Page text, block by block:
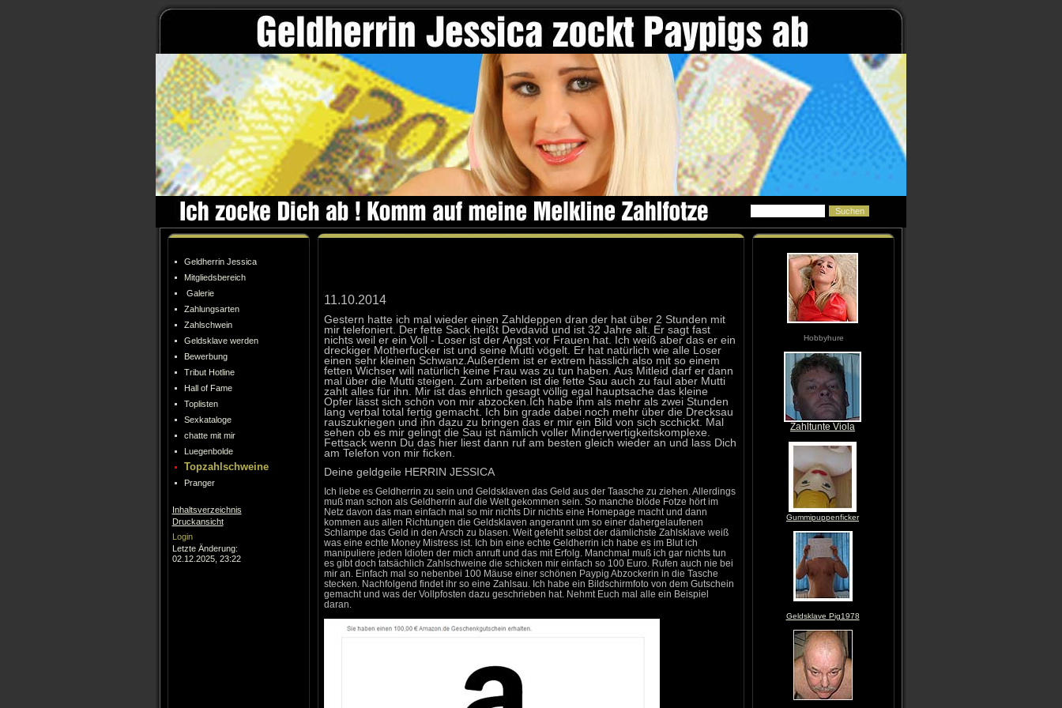
Geldherrin Jessica
Mitgliedsbereich
Galerie
Zahlungsarten
Zahlschwein
Geldsklave werden
Bewerbung
Tribut Hotline
Hall of Fame
Toplisten
Sexkataloge
chatte mit mir
Luegenbolde
Topzahlschweine
Pranger
Inhaltsverzeichnis
Druckansicht
Login
Letzte Änderung:
02.12.2025, 23:22
11.10.2014
Gestern hatte ich mal wieder einen Zahldeppen dran der hat über 2 Stunden mit
mir telefoniert. Der fette Sack heißt Devdavid und ist 32 Jahre alt. Er sagt fast
nichts weil er ein Voll - Loser ist der Angst vor Frauen hat. Ich weiß aber das er ein
dreckiger Motherfucker ist und seine Mutti vögelt. Er hat natürlich wie alle Loser
einen sehr kleinen Schwanz.Außerdem ist er extrem hässlich also mit so einem
fetten Wichser will natürlich keine Frau was zu tun haben. Aus Mitleid darf er dann
mal über die Mutti steigen. Zum arbeiten ist die fette Sau auch zu faul aber Mutti
zahlt alles für ihn. Mir ist das ehrlich gesagt völlig egal hauptsache das kleine
Opfer lässt sich schön von mir abzocken.Ich habe ihm als mehr als zwei Stunden
lang verbal total fertig gemacht. Ich bin grade dabei noch mehr über die Drecksau
rauszukriegen und ihn dazu zu bringen das er mir ein Bild von sich scchickt. Mal
sehen ob es mir gelingt die Sau ist nämlich voller Minderwertigkeitskomplexe.
Fettsack wenn Du das hier liest dann ruf am besten gleich wieder an und lass Dich
am Telefon von mir ficken.
Deine geldgeile HERRIN JESSICA
Ich liebe es Geldherrin zu sein und Geldsklaven das Geld aus der Taasche zu ziehen. Allerdings
muß man schon als Geldherrin auf die Welt gekommen sein. So manche blöde Fotze hört im
Netz davon das man einfach mal so mir nichts Dir nichts eine Homepage macht und dann
kommen aus allen Richtungen die Geldsklaven angerannt um so einer dahergelaufenen
Schlampe das Geld in den Arsch zu blasen. Weit gefehlt selbst der dämlichste Zahlsklave weiß
was eine echte Money Mistress ist. Ich bin eine echte Geldherrin ich habe es im Blut ich
manipuliere jeden Idioten der mich anruft und das mit Erfolg. Manchmal muß ich gar nichts tun
es gibt doch tatsächlich Zahlschweine die schicken mir einfach so 100 Euro. Rufen auch nie bei
mir an. Einfach mal so nebenbei 100 Mäuse einer schönen Paypig Abzockerin in die Tasche
stecken. Nachfolgend findet ihr so eine Zahlsau. Ich habe ein Bildschirmfoto von dem Gutschein
gemacht und was der Vollpfosten dazu geschrieben hat. Nehmt Euch mal alle ein Beispiel
daran.
Hobbyhure
Zahltunte Viola
Gummipuppenficker
Geldsklave Pig1978